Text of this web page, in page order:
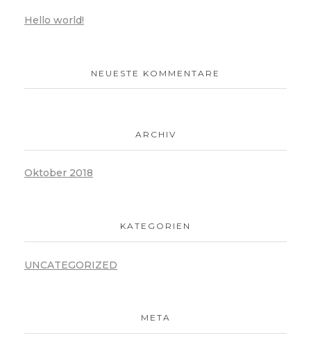
Hello world!
NEUESTE KOMMENTARE
ARCHIV
Oktober 2018
KATEGORIEN
UNCATEGORIZED
META